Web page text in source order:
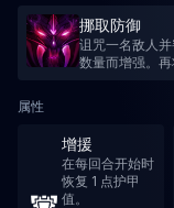
挪取防御
诅咒一名敌人
数量而增强。
属性
增援
在每回合开始时
恢复 1 点护甲
值。